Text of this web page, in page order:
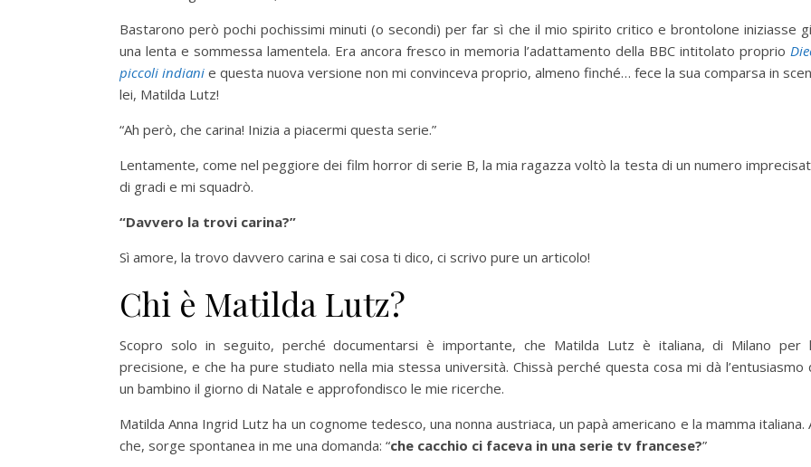
Bastarono però pochi pochissimi minuti (o secondi) per far sì che il mio spirito critico e brontolone iniziasse
una lenta e sommessa lamentela. Era ancora fresco in memoria l’adattamento della BBC intitolato proprio
piccoli indiani e questa nuova versione non mi convinceva proprio, almeno finché… fece la sua comparsa in
lei, Matilda Lutz!
“Ah però, che carina! Inizia a piacermi questa serie.”
Lentamente, come nel peggiore dei film horror di serie B, la mia ragazza voltò la testa di un numero
di gradi e mi squadrò.
“Davvero la trovi carina?”
Sì amore, la trovo davvero carina e sai cosa ti dico, ci scrivo pure un articolo!
Chi è Matilda Lutz?
Scopro solo in seguito, perché documentarsi è importante, che Matilda Lutz è italiana, di Milano per
precisione, e che ha pure studiato nella mia stessa università. Chissà perché questa cosa mi dà l’entusiasmo
un bambino il giorno di Natale e approfondisco le mie ricerche.
Matilda Anna Ingrid Lutz ha un cognome tedesco, una nonna austriaca, un papà americano e la mamma italiana.
che, sorge spontanea in me una domanda: “che cacchio ci faceva in una serie tv francese?”